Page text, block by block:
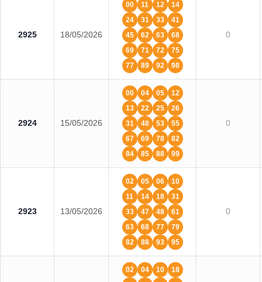
2925 18/05/2026
00 11 12
14
24
31 33
41
45
62 63
68
69
71 72
75
77
89 92 98
0
2924 15/05/2026
00 04 05
12
13
22 25
26
31
48 53
55
67
69 78
82
84
85 88 99
0
2923 13/05/2026
02 05 06
10
11
14 18
31
33
47 48
61
63
68 77
79
82
88 93 95
0
02 04 10
18